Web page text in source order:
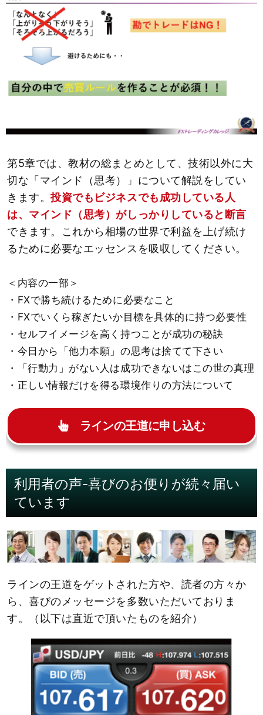
第5章では、教材の総まとめとして、技術以外に大
切な「マインド（思考）」について解説をしてい
きます。投資でもビジネスでも成功している人
は、マインド（思考）がしっかりしていると断言
できます。これから相場の世界で利益を上げ続け
るために必要なエッセンスを吸収してください。
＜内容の一部＞
・FXで勝ち続けるために必要なこと
・FXでいくら稼ぎたいか目標を具体的に持つ必要性
・セルフイメージを高く持つことが成功の秘訣
・今日から「他力本願」の思考は捨てて下さい
・「行動力」がない人は成功できないはこの世の真理
・正しい情報だけを得る環境作りの方法について
ラインの王道に申し込む
利用者の声-喜びのお便りが続々届い
ています
ラインの王道をゲットされた方や、読者の方々か
ら、喜びのメッセージを多数いただいておりま
す。（以下は直近で頂いたものを紹介）